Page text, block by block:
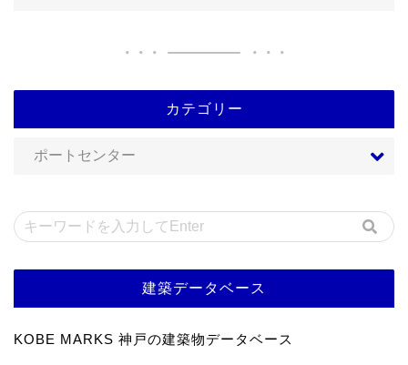
カテゴリー
建築データベース
KOBE MARKS 神戸の建築物データベース